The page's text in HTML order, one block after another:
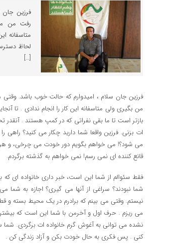
فرزین جان
رفت من
متاسفانه
لحاظ
[…]
فرزین جان سلام ، امیدوارم که حالت خوب باشد. وقتی
من بگیری ولی متاسفانه این کار را انجام ندادی .
بازتر است تا ما بقی نفراتی که در کمپ هستند .
ات بزنی. فرزین واقعا شما دارید چکار می کنید؟
می شود؟! می خواهم بگویم دور خودت می چرخی، و هر
قانع کننده ای نمی رسم! نمی خواهم به گذشته برگردم.
فقط سئوالم از شما این است، خبر داری خانواده ای
شما نبودند؟ سراغی از آنها می گیری؟ اجازه به
نیستم. وقتی می بینم که برادرم در یک محیط بسته و
می ریزم . حرف اول و آخرمن با شما این است که بیشتر
نشده می توانی به آغوش گرم خانواده ات برگردی.
کنی . پس فکری به حال خودت بکن و آزاد زندگی کن .